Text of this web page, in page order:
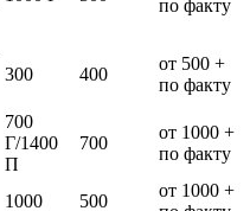
по факту
300 400
от 500 +
по факту
700
Г/1400
П
700
от 1000 +
по факту
1000 500
от 1000 +